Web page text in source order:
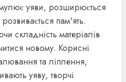
уяви, розширюється
пам'ять.
складність матеріалів
новому. Корисні
та ліплення,
уяву, творчі